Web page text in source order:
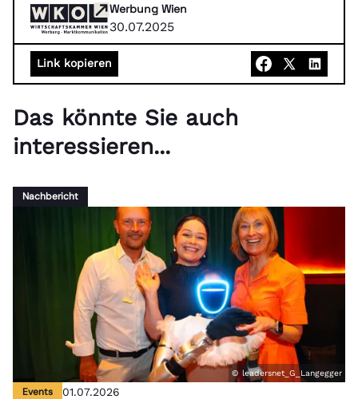
Werbung Wien
30.07.2025
Link kopieren
Das könnte Sie auch
interessieren...
Nachbericht
© leadersnet_G_Langegger
Events 01.07.2026